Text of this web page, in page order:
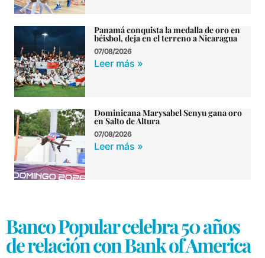
Panamá conquista la medalla de oro en
béisbol, deja en el terreno a Nicaragua
07/08/2026
Leer más »
Dominicana Marysabel Senyu gana oro
en Salto de Altura
07/08/2026
Leer más »
Banco Popular celebra 50 años
de relación con Bank of America